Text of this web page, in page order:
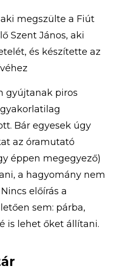
aki megszülte a Fiút
Szent János, aki
és készítette az
gyújtanak piros
Bár egyesek úgy
az óramutató
éppen megegyező)
a hagyomány nem
előírás a
sem: párba,
is lehet őket állítani.